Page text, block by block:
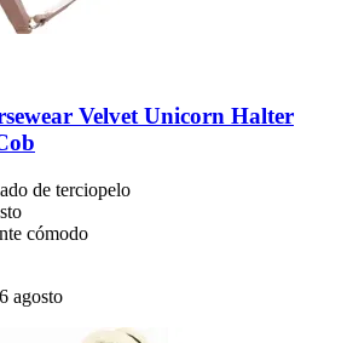
Velvet Unicorn Halter
de terciopelo
cómodo
agosto